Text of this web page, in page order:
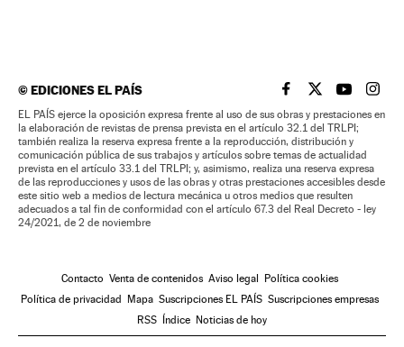
©EDICIONES EL PAÍS EL PAÍS BRASIL EN
EL PAÍSEL PAÍS
EL
EL PAÍS ejerce la oposición expresa frente al uso de sus obras y prestaciones en
la elaboración de revistas de prensa prevista en el artículo 32.1 del TRLPI;
también realiza la reserva expresa frente a la reproducción, distribución y
comunicación pública de sus trabajos y artículos sobre temas de actualidad
prevista en el artículo 33.1 del TRLPI; y, asimismo, realiza una reserva expresa
de las reproducciones y usos de las obras y otras prestaciones accesibles desde
este sitio web a medios de lectura mecánica u otros medios que resulten
adecuados a tal fin de conformidad con el artículo 67.3 del Real Decreto - ley
24/2021, de 2 de noviembre
Contacto Venta de contenidos Aviso legal Política cookies
Política de privacidad Mapa Suscripciones EL PAÍS Suscripciones empresas
RSS Índice Noticias de hoy